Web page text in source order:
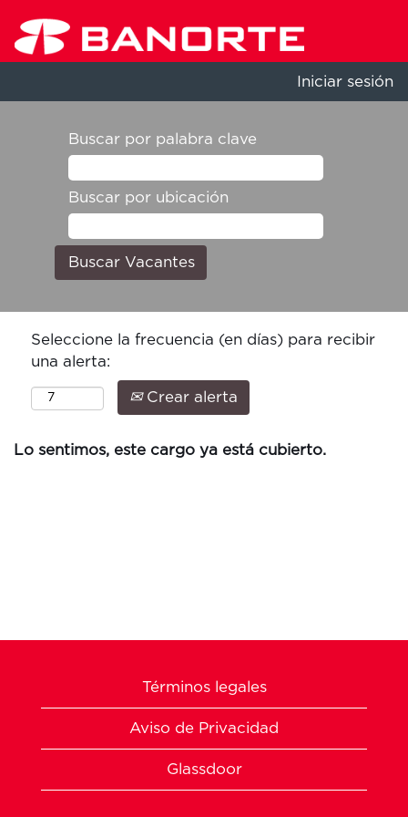
Iniciar sesión
Buscar por palabra clave
Buscar por ubicación
Seleccione la frecuencia (en días) para recibir
una alerta:
Crear alerta
Lo sentimos, este cargo ya está cubierto.
Términos legales
Aviso de Privacidad
Glassdoor